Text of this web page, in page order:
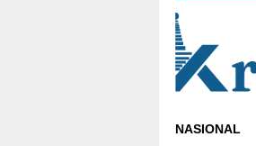
NASIONAL